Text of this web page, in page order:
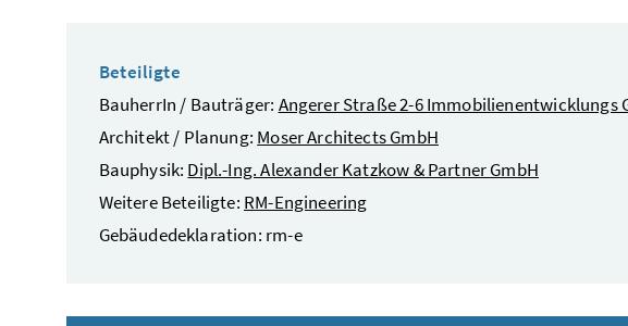
Beteiligte
BauherrIn / Bauträger: Angerer Straße 2-6 Immobilienentwicklungs
Architekt / Planung: Moser Architects GmbH
Bauphysik: Dipl.-Ing. Alexander Katzkow & Partner GmbH
Weitere Beteiligte: RM-Engineering
Gebäudedeklaration: rm-e